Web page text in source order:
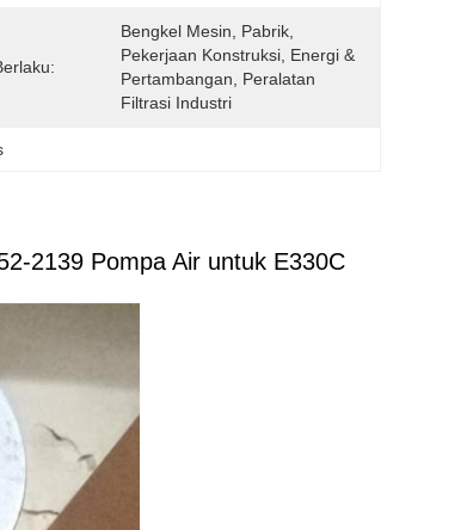
Bengkel Mesin, Pabrik,
Pekerjaan Konstruksi, Energi &
Pertambangan, Peralatan
Filtrasi Industri
2139 Pompa Air untuk E330C